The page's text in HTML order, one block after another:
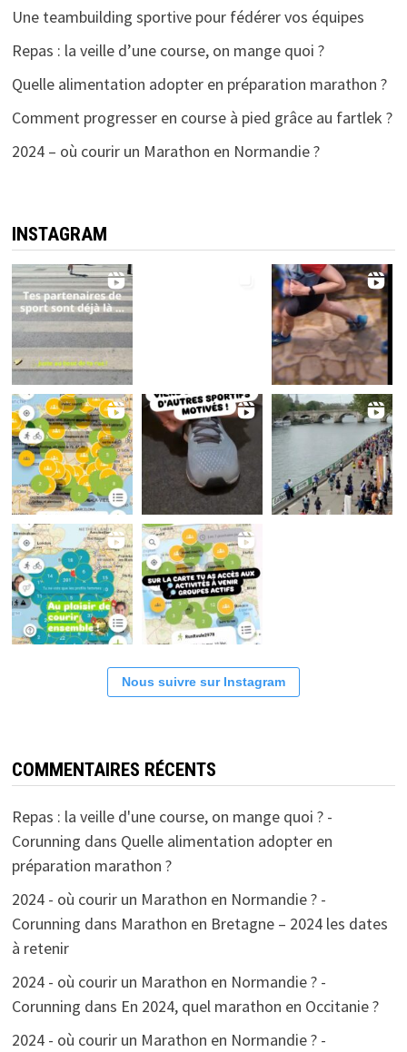
Une teambuilding sportive pour fédérer vos équipes
Repas : la veille d’une course, on mange quoi ?
Quelle alimentation adopter en préparation marathon ?
Comment progresser en course à pied grâce au fartlek ?
2024 – où courir un Marathon en Normandie ?
INSTAGRAM
Nous suivre sur Instagram
COMMENTAIRES RÉCENTS
Repas : la veille d'une course, on mange quoi ? -
Corunning dans Quelle alimentation adopter en
préparation marathon ?
2024 - où courir un Marathon en Normandie ? -
Corunning dans Marathon en Bretagne – 2024 les dates
à retenir
2024 - où courir un Marathon en Normandie ? -
Corunning dans En 2024, quel marathon en Occitanie ?
2024 - où courir un Marathon en Normandie ? -